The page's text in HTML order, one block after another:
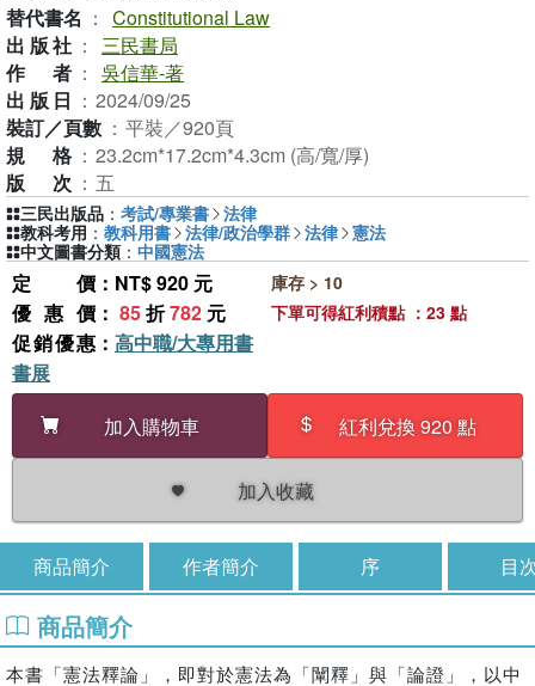
替代書名 ： Constitutional Law
出版社 ： 三民書局
作者 ： 吳信華-著
出版日 ： 2024/09/25
裝訂／頁數 ： 平裝／920頁
規格 ： 23.2cm*17.2cm*4.3cm (高/寬/厚)
版次 ： 五
定價 ：NT$ 920 元
優惠價 ： 85折782 元
促銷優惠 ： 高中職/大專用書
書展
加入購物車
紅利兌換 920 點
加入收藏
庫存 > 10
下單可得紅利積點 ：23 點
三民出版品 ： 考試/專業書 法律
教科考用 ： 教科用書 法律/政治學群 法律 憲法
中文圖書分類 ： 中國憲法
商品簡介 作者簡介 序 目
商品簡介
本書「憲法釋論」，即對於憲法為「闡釋」與「論證」，以中